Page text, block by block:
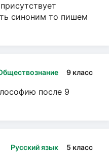
синоним то пишем
9 класс
после 9
Русский язык 5 класс